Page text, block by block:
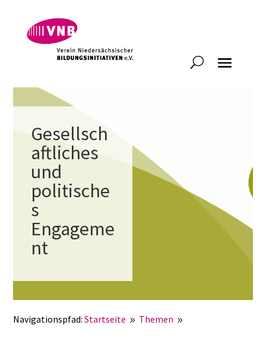
Gesellsch
aftliches
und
politische
s
Engageme
nt
Navigationspfad:Startseite 9 Themen 9